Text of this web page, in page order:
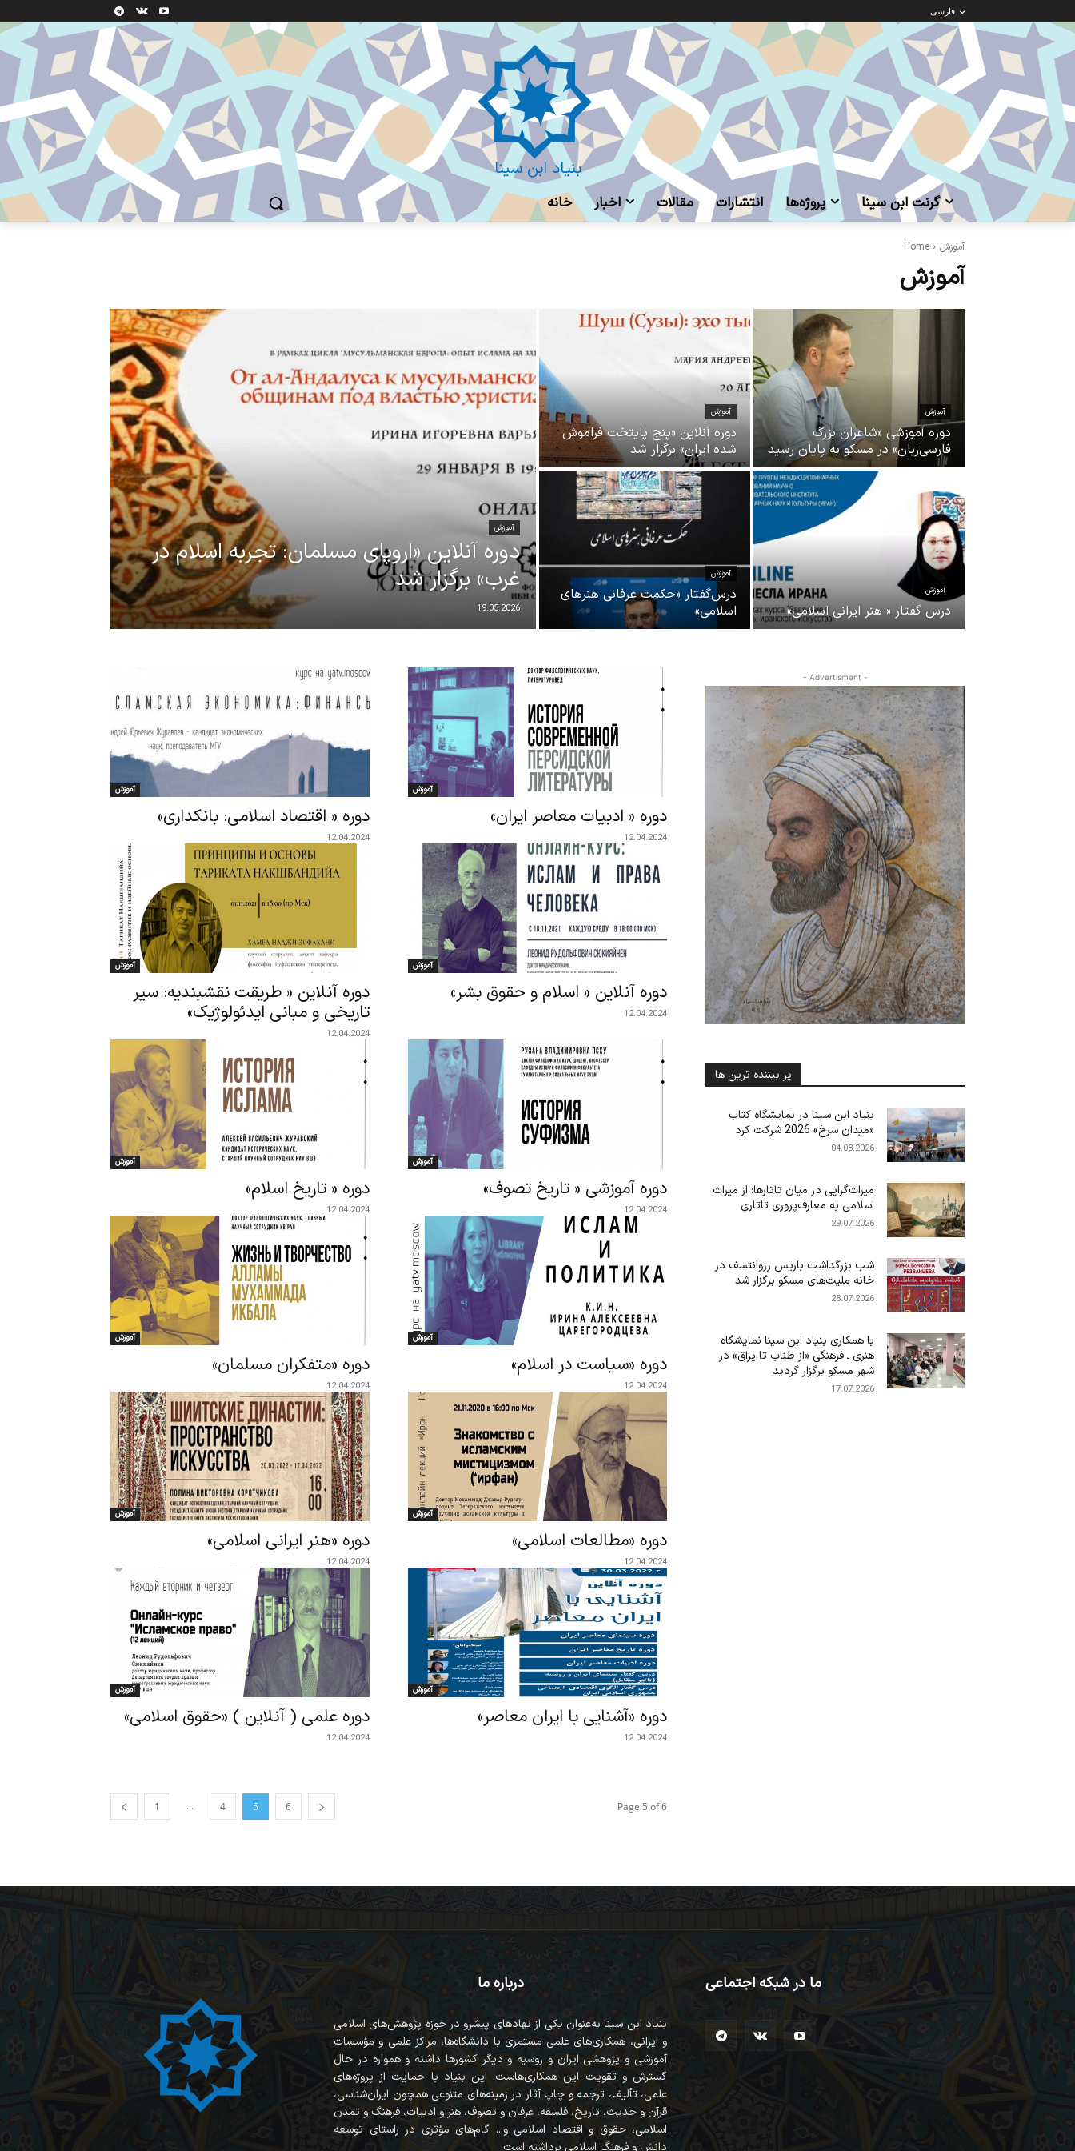
فارسی
بنیاد ابن سینا
خانه اخبار مقالات انتشارات پروژه‌ها گرنت ابن‌ سینا
Home آموزش
آموزش
آموزش
دوره آنلاین «اروپای مسلمان: تجربه اسلام در
غرب» برگزار شد
19.05.2026
آموزش
دوره آنلاین «پنج پایتخت فراموش
شده ایران» برگزار شد
آموزش
دوره آموزشی «شاعران بزرگ
فارسی‌زبان» در مسکو به پایان رسید
آموزش
درس‌گفتار «حکمت عرفانی هنرهای
اسلامی»
آموزش
درس گفتار « هنر ایرانی اسلامی»
آموزش
دوره « ادبیات معاصر ایران»
12.04.2024
آموزش
دوره « اقتصاد اسلامی: بانکداری»
12.04.2024
آموزش
دوره آنلاین « اسلام و حقوق بشر»
12.04.2024
آموزش
دوره آنلاین « طریقت نقشبندیه: سیر
تاریخی و مبانی ایدئولوژیک»
12.04.2024
آموزش
دوره آموزشی « تاریخ تصوف»
12.04.2024
آموزش
دوره « تاریخ اسلام»
12.04.2024
آموزش
دوره «سیاست در اسلام»
12.04.2024
آموزش
دوره «متفکران مسلمان»
12.04.2024
آموزش
دوره «مطالعات اسلامی»
12.04.2024
آموزش
دوره «هنر ایرانی اسلامی»
12.04.2024
آموزش
دوره «آشنایی با ایران معاصر»
12.04.2024
آموزش
دوره علمی ( آنلاین ) «حقوق اسلامی»
12.04.2024
1 ... 4 5 6 Page 5 of 6
- Advertisment -
پر بیننده ترین ها
بنیاد ابن‌ سینا در نمایشگاه کتاب
«میدان سرخ» 2026 شرکت کرد
04.08.2026
میراث‌گرایی در میان تاتارها: از میراث
اسلامی به معارف‌پروری تاتاری
29.07.2026
شب بزرگداشت باریس رزوانتسف در
خانه ملیت‌های مسکو برگزار شد
28.07.2026
با همکاری بنیاد ابن سینا نمایشگاه
هنری ـ فرهنگی «از طناب تا یراق» در
شهر مسکو برگزار گردید
17.07.2026
درباره ما
بنیاد ابن سینا به‌عنوان یکی از نهادهای پیشرو در حوزه پژوهش‌های اسلامی
و ایرانی، همکاری‌های علمی مستمری با دانشگاه‌ها، مراکز علمی و مؤسسات
آموزشی و پژوهشی ایران و روسیه و دیگر کشورها داشته و همواره در حال
گسترش و تقویت این همکاری‌هاست. این بنیاد با حمایت از پروژه‌های
علمی، تألیف، ترجمه و چاپ آثار در زمینه‌های متنوعی همچون ایران‌شناسی،
قرآن‌ و حدیث، تاریخ، فلسفه، عرفان و تصوف، هنر و ادبیات، فرهنگ و تمدن
اسلامی، حقوق و اقتصاد اسلامی و... گام‌های مؤثری در راستای توسعه
دانش و فرهنگ اسلامی برداشته است.
ما در شبکه اجتماعی